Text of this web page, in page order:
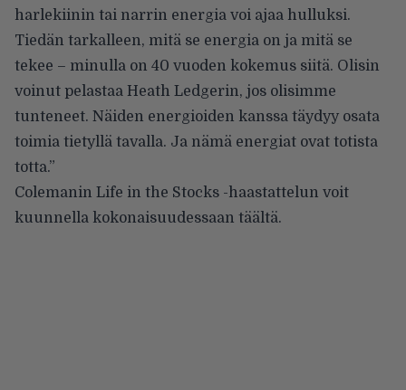
harlekiinin tai narrin energia voi ajaa hulluksi.
Tiedän tarkalleen, mitä se energia on ja mitä se
tekee – minulla on 40 vuoden kokemus siitä. Olisin
voinut pelastaa Heath Ledgerin, jos olisimme
tunteneet. Näiden energioiden kanssa täydyy osata
toimia tietyllä tavalla. Ja nämä energiat ovat totista
totta.”
Colemanin Life in the Stocks -haastattelun voit
kuunnella kokonaisuudessaan täältä.